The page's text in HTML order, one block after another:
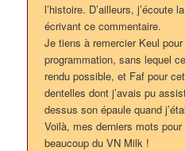
l’histoire. D’ailleurs, j’écoute
écrivant ce commentaire.
Je tiens à remercier Keul
programmation, sans lequel
rendu possible, et Faf pour
dentelles dont j’avais pu
dessus son épaule quand
Voilà, mes derniers mots pour
beaucoup du VN Milk !